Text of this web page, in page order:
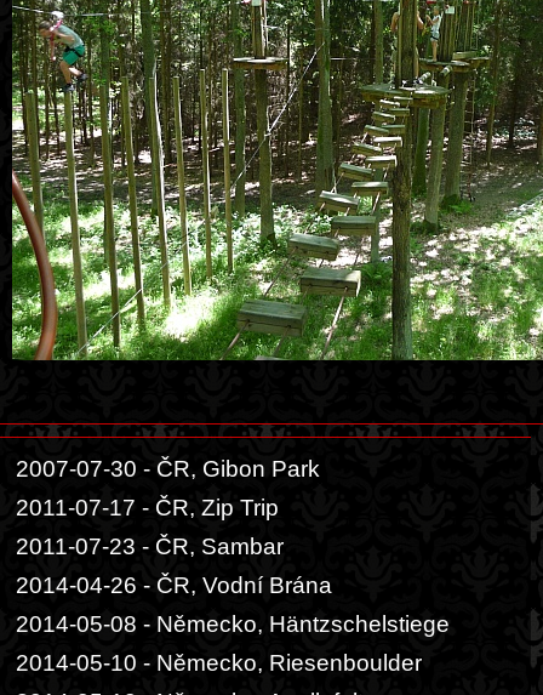
2007-07-30 - ČR, Gibon Park
2011-07-17 - ČR, Zip Trip
2011-07-23 - ČR, Sambar
2014-04-26 - ČR, Vodní Brána
2014-05-08 - Německo, Häntzschelstiege
2014-05-10 - Německo, Riesenboulder